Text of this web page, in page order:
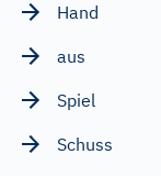
Hand
aus
Spiel
Schuss